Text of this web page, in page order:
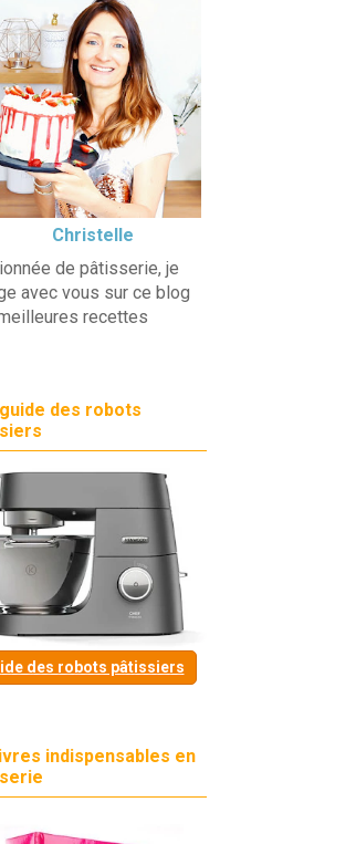
Christelle
de pâtisserie, je
avec vous sur ce blog
recettes
des robots
des robots pâtissiers
indispensables en